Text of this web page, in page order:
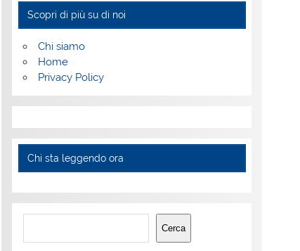
Scopri di più su di noi
Chi siamo
Home
Privacy Policy
Chi sta leggendo ora
Cerca
Cerca